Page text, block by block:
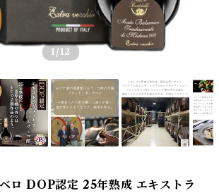
1 /12
ロ DOP認定 25年熟成 エキストラ